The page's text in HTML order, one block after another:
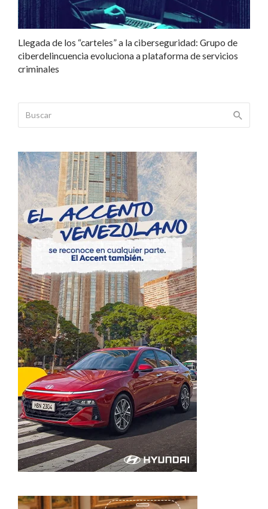
Llegada de los “carteles” a la ciberseguridad: Grupo de
ciberdelincuencia evoluciona a plataforma de servicios
criminales